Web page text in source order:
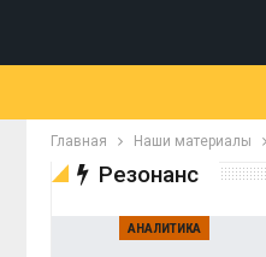
Главная Наши материалы
Резонанс
АНАЛИТИКА